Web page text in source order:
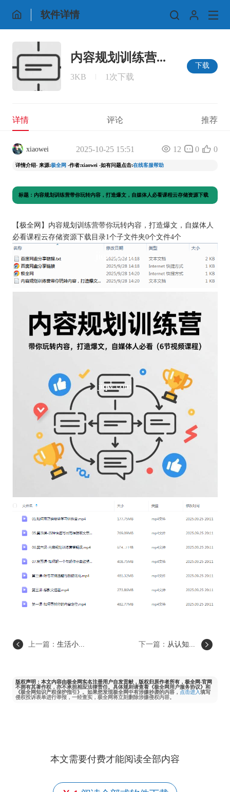
软件详情
内容规划训练营...
3KB 1次下载
下载
详情 评论 推荐
xiaowei 2025-10-25 15:51 12 0 0
详情介绍- 来源:极全网 -作者:xiaowei -如有问题点击:在线客服帮助
标题：内容规划训练营带你玩转内容，打造爆文，自媒体人必看课程云存储资源下载
【极全网 】内容规划训练营带你玩转内容，打造爆文，自媒体人
必看课程云存储资源下载目录1个子文件夹0个文件4个
上一篇： 生活小... 下一篇： 从认知...
版权声明：本文内容由极全网实名注册用户自发贡献，版权归原作者所有，极全网-官网
不拥有其著作权，亦不承担相应法律责任。具体规则请查看《极全网用户服务协议》和
《极全网知识产权保护指引》。如果您发现极全网中有涉嫌抄袭的内容， 点击进入填写
侵权投诉表单进行举报，一经查实，极全网将立刻删除涉嫌侵权内容。
本文需要付费才能阅读全部内容